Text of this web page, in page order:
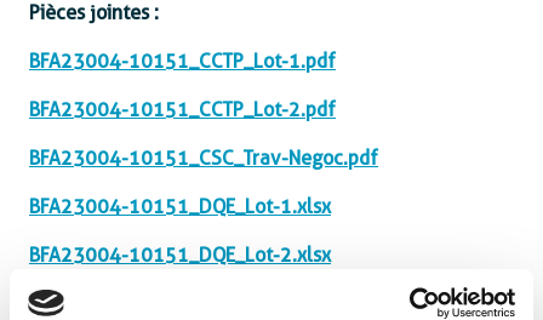
Pièces jointes :
BFA23004-10151_CCTP_Lot-1.pdf
BFA23004-10151_CCTP_Lot-2.pdf
BFA23004-10151_CSC_Trav-Negoc.pdf
BFA23004-10151_DQE_Lot-1.xlsx
BFA23004-10151_DQE_Lot-2.xlsx
01_Plans-darchitecture_CME_Pouytenga.pdf